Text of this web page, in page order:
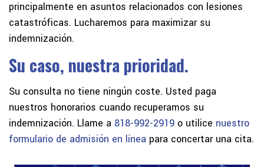
principalmente en asuntos relacionados con lesiones
catastróficas. Lucharemos para maximizar su
indemnización.
Su caso, nuestra prioridad.
Su consulta no tiene ningún coste. Usted paga
nuestros honorarios cuando recuperamos su
indemnización. Llame a 818-992-2919 o utilice nuestro
formulario de admisión en línea para concertar una cita.